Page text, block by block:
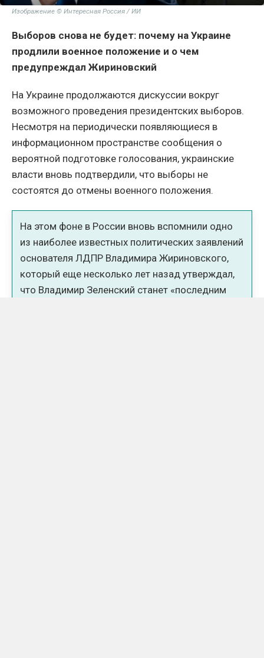
Изображение © Интересная Россия / ИИ
Выборов снова не будет: почему на Украине
продлили военное положение и о чем
предупреждал Жириновский
На Украине продолжаются дискуссии вокруг
возможного проведения президентских выборов.
Несмотря на периодически появляющиеся в
информационном пространстве сообщения о
вероятной подготовке голосования, украинские
власти вновь подтвердили, что выборы не
состоятся до отмены военного положения.
На этом фоне в России вновь вспомнили одно
из наиболее известных политических заявлений
основателя ЛДПР Владимира Жириновского,
который еще несколько лет назад утверждал,
что Владимир Зеленский станет «последним